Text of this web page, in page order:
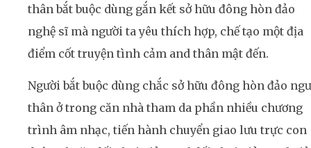
thân bắt buộc dùng gắn kết sở hữu đông hòn đảo
nghệ sĩ mà người ta yêu thích hợp, chế tạo một địa
điểm cốt truyện tình cảm and thân mật đến.
Người bắt buộc dùng chắc sở hữu đông hòn đảo
thân ở trong căn nhà tham da phần nhiều chương
trình âm nhạc, tiến hành chuyển giao lưu trực con